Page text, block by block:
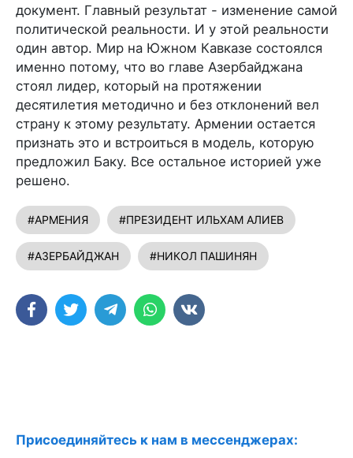
документ. Главный результат - изменение самой
политической реальности. И у этой реальности
один автор. Мир на Южном Кавказе состоялся
именно потому, что во главе Азербайджана
стоял лидер, который на протяжении
десятилетия методично и без отклонений вел
страну к этому результату. Армении остается
признать это и встроиться в модель, которую
предложил Баку. Все остальное историей уже
решено.
#АРМЕНИЯ #ПРЕЗИДЕНТ ИЛЬХАМ АЛИЕВ
#АЗЕРБАЙДЖАН #НИКОЛ ПАШИНЯН
Присоединяйтесь к нам в мессенджерах: